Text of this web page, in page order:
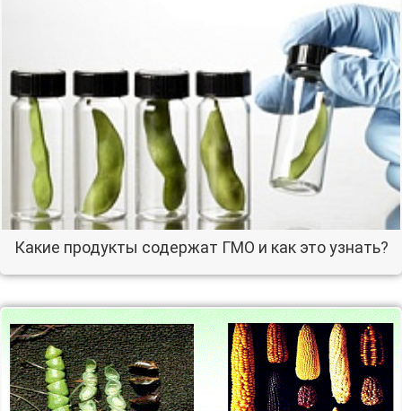
Какие продукты содержат ГМО и как это узнать?